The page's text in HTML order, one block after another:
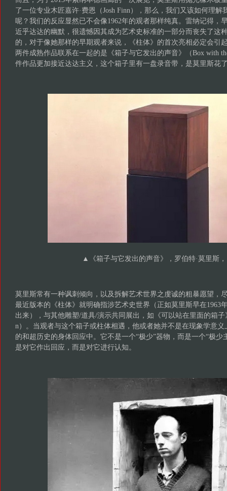
了一位专业木匠嘉许·费恩（Josh Finn），那么，我们又该如何理解
呢？我们的反应显然已不会像1962年的观者那样纯真。雷纳记得，
近乎达达的幽默，很遗憾因其成为艺术史标准的一部分而丧失了这
的，对于像她那样的早期观者来说，《柱体》的首次亮相必定会引
两件成熟作品联系在一起的是《箱子与它发出的声音》（Box with
件作品更加接近达达主义，这个箱子里有一盘录音带，是莫里斯花
▲《箱子与它发出的声音》，罗伯特·莫里斯，
莫里斯常有一种讽刺倾向，以及拆解艺术世界之虔诚的粗暴愿望，
最近版本的《柱体》就明确指涉艺术史世界（正如莫里斯早在1963
出来），与其他雕塑/道具/演示共同展出，如《可以站在里面的箱子
n）。当观者与这个箱子或柱体相遇，他或者她并不是在现象学意
的和超历史的身体回应中。它不是一个“极少”器物，而是一个“极少
是对它作出回应，而是对它进行认知。